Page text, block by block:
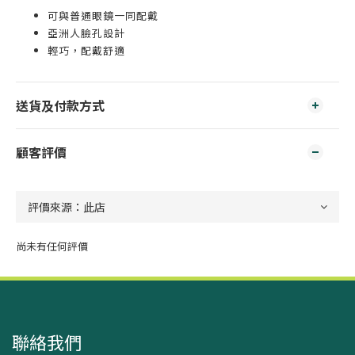
可與普通眼鏡一同配戴
亞洲人臉孔設計
輕巧，配戴舒適
送貨及付款方式
顧客評價
尚未有任何評價
聯絡我們